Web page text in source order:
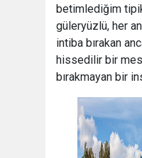
betimlediğim
güleryüzlü, her
intiba bırakan
hissedilir bir
bırakmayan bir